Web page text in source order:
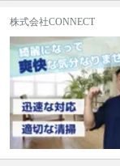
株式会社CONNECT